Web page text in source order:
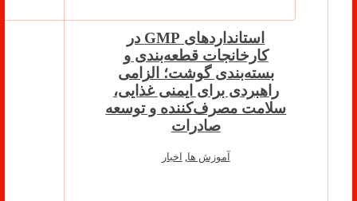
استانداردهای GMP در
کارخانجات قطعه‌بندی و
بسته‌بندی گوشت؛ الزامی
راهبردی برای ایمنی غذایی،
سلامت مصرف‌کننده و توسعه
صادرات
آموزش ها, اخبار